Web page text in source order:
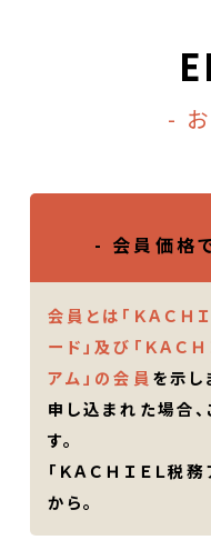
-
- 会員価格
会員とは「ＫＡＣＨ
ード」及び「ＫＡＣ
アム」の会員 を示
申し込まれた場合
す。
「ＫＡＣＨＩＥＬ税
から。